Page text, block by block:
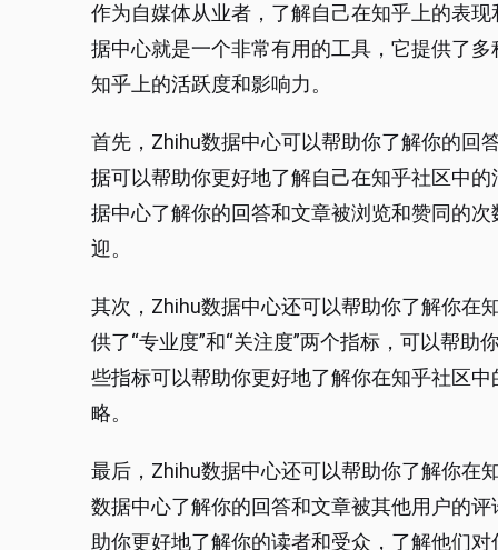
作为自媒体从业者，了解自己在知乎上的表
据中心就是一个非常有用的工具，它提供了
知乎上的活跃度和影响力。
首先，Zhihu数据中心可以帮助你了解你的回
据可以帮助你更好地了解自己在知乎社区中
据中心了解你的回答和文章被浏览和赞同的
迎。
其次，Zhihu数据中心还可以帮助你了解你在
供了“专业度”和“关注度”两个指标，可以帮
些指标可以帮助你更好地了解你在知乎社区
略。
最后，Zhihu数据中心还可以帮助你了解你在
数据中心了解你的回答和文章被其他用户的
助你更好地了解你的读者和受众，了解他们